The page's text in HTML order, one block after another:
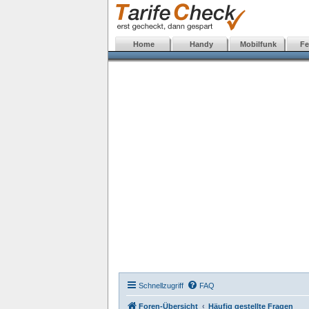
Home Handy Mobilfunk
Schnellzugriff FAQ
Foren-Übersicht Häufig gestellte Fragen